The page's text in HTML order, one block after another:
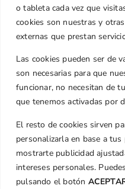
o tableta cada vez que
cookies son nuestras y
externas que prestan
Las cookies pueden ser de
son necesarias para que
funcionar, no necesitan de
que tenemos activadas por
El resto de cookies sirven
personalizarla en base a
mostrarte publicidad
intereses personales.
pulsando el botón
Centre de
Caballero, Nº 5,
+34
Política